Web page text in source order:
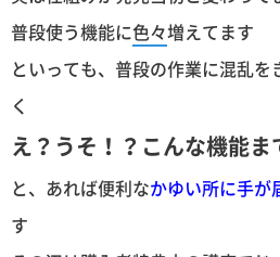
普段使う機能に色々増えてます
といっても、普段の作業に混乱
く
え？うそ！？こんな機能ま
と、あれば便利なかゆい所に手が
す